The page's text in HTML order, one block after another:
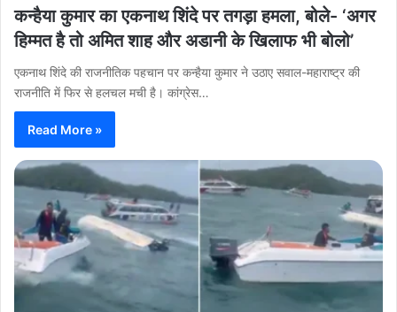
कन्हैया कुमार का एकनाथ शिंदे पर तगड़ा हमला, बोले- ‘अगर
हिम्मत है तो अमित शाह और अडानी के खिलाफ भी बोलो’
एकनाथ शिंदे की राजनीतिक पहचान पर कन्हैया कुमार ने उठाए सवाल-महाराष्ट्र की
राजनीति में फिर से हलचल मची है। कांग्रेस…
Read More »